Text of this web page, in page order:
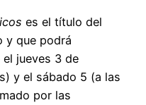
es el título del
y que podrá
jueves 3 de
y el sábado 5 (a las
por las